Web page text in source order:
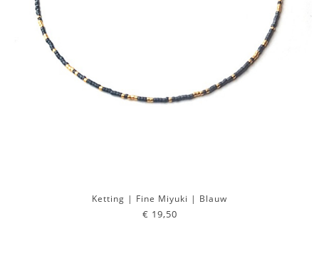
Ketting | Fine Miyuki | Blauw
€ 19,50